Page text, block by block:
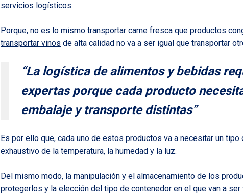
servicios logísticos.
Porque, no es lo mismo transportar carne fresca que productos
transportar vinos de alta calidad no va a ser igual que transportar
“La logística de alimentos y bebidas
expertas porque cada producto
embalaje y transporte distintas”
Es por ello que, cada uno de estos productos va a necesitar un tipo
exhaustivo de la temperatura, la humedad y la luz.
Del mismo modo, la manipulación y el almacenamiento de los
protegerlos y la elección del tipo de contenedor en el que van a